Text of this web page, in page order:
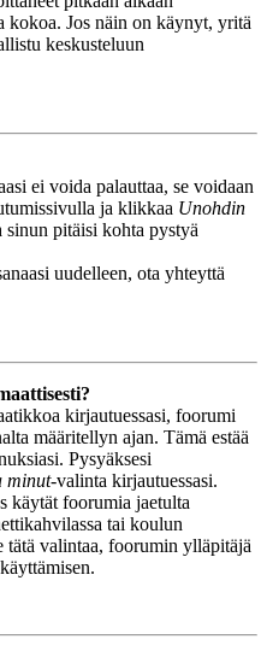
kokoa. Jos näin on käynyt, yritä
keskusteluun
ei voida palauttaa, se voidaan
ja klikkaa Unohdin
sinun pitäisi kohta pystyä
uudelleen, ota yhteyttä
kirjautuessasi, foorumi
määritellyn ajan. Tämä estää
Pysyäksesi
minut-valinta kirjautuessasi.
käytät foorumia jaetulta
tai koulun
tätä valintaa, foorumin ylläpitäjä